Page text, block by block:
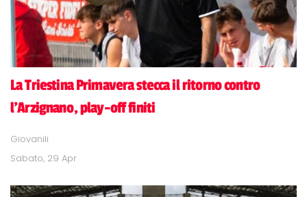
La Triestina Primavera stecca il ritorno contro
l'Arzignano, play-off finiti
Giovanili
Sabato, 29 Apr